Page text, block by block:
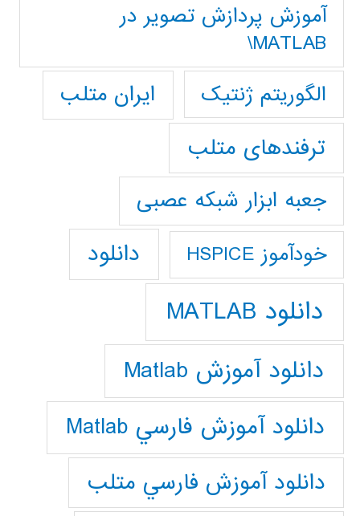
آموزش پردازش تصوير در
MATLAB\
الگوریتم ژنتیک
ایران متلب
ترفندهای متلب
جعبه ابزار شبکه عصبی
خودآموز HSPICE دانلود
دانلود MATLAB
دانلود آموزش Matlab
دانلود آموزش فارسي Matlab
دانلود آموزش فارسي متلب